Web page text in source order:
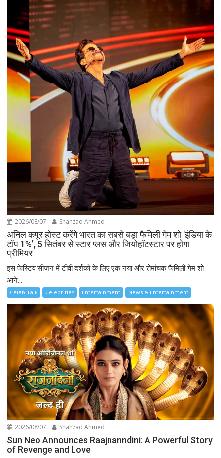
2026/08/07 Shahzad Ahmed
अनिल कपूर होस्ट करेंगे भारत का सबसे बड़ा फैमिली गेम शो ‘इंडिया के
टॉप 1%’, 5 सितंबर से स्टार प्लस और जियोहॉटस्टार पर होगा
प्रीमियर
इस फेस्टिव सीज़न में टीवी दर्शकों के लिए एक नया और रोमांचक फैमिली गेम शो
आने...
Celeb Talk Celebrities Entertainment News & Entertainment
2026/08/07 Shahzad Ahmed
Sun Neo Announces Raajnanndini: A Powerful Story
of Revenge and Love